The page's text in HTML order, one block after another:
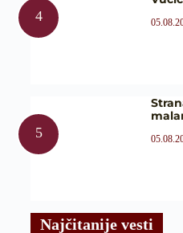
Najčitanije vesti